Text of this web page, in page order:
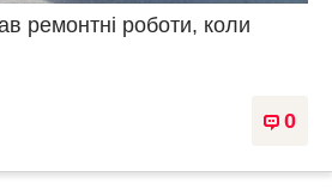
ремонтні роботи, коли
0